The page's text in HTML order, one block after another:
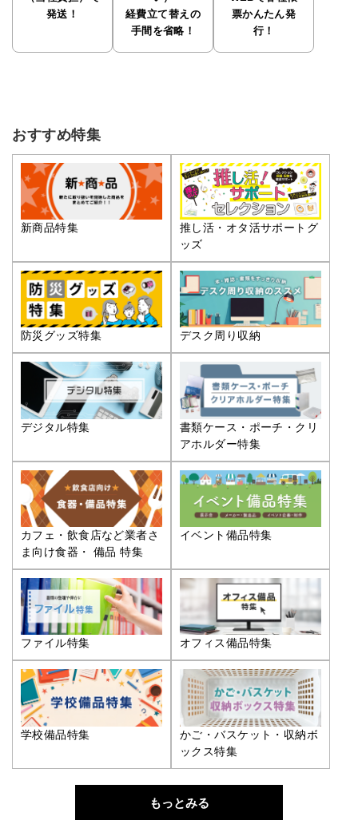
発送！
経費立て替えの
手間を省略！
票かんたん発
行！
おすすめ特集
新商品特集
推し活・オタ活サポートグ
ッズ
防災グッズ特集 デスク周り収納
デジタル特集
書類ケース・ポーチ・クリ
アホルダー特集
カフェ・飲食店など業者さ
ま向け食器・ 備品 特集
イベント備品特集
ファイル特集 オフィス備品特集
学校備品特集
かご・バスケット・収納ボ
ックス特集
もっとみる